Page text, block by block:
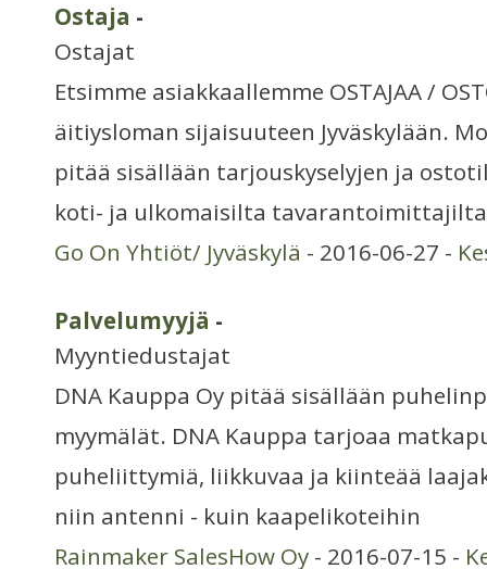
Ostaja -
Ostajat
Etsimme asiakkaallemme OSTAJAA /
äitiysloman sijaisuuteen Jyväskylään.
pitää sisällään tarjouskyselyjen ja
koti- ja ulkomaisilta
Go On Yhtiöt/ Jyväskylä - 2016-06-27 -
Palvelumyyjä -
Myyntiedustajat
DNA Kauppa Oy pitää sisällään
myymälät. DNA Kauppa tarjoaa
puheliittymiä, liikkuvaa ja kiinteää
niin antenni - kuin kaapelikoteihin
Rainmaker SalesHow Oy - 2016-07-15 -